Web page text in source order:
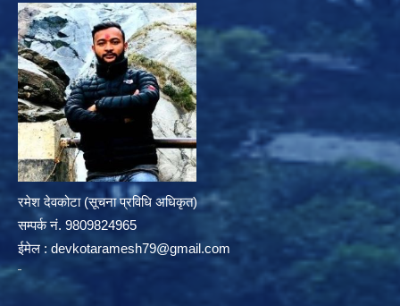
रमेश देवकोटा (सूचना प्रविधि अधिकृत)
सम्पर्क न‌ं. 9809824965
ईमेल : devkotaramesh79@gmail.com